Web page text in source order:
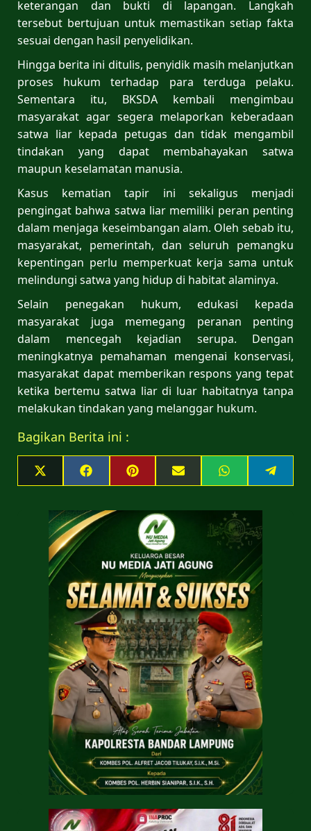
keterangan dan bukti di lapangan. Langkah
tersebut bertujuan untuk memastikan setiap fakta
sesuai dengan hasil penyelidikan.
Hingga berita ini ditulis, penyidik masih melanjutkan
proses hukum terhadap para terduga pelaku.
Sementara itu, BKSDA kembali mengimbau
masyarakat agar segera melaporkan keberadaan
satwa liar kepada petugas dan tidak mengambil
tindakan yang dapat membahayakan satwa
maupun keselamatan manusia.
Kasus kematian tapir ini sekaligus menjadi
pengingat bahwa satwa liar memiliki peran penting
dalam menjaga keseimbangan alam. Oleh sebab itu,
masyarakat, pemerintah, dan seluruh pemangku
kepentingan perlu memperkuat kerja sama untuk
melindungi satwa yang hidup di habitat alaminya.
Selain penegakan hukum, edukasi kepada
masyarakat juga memegang peranan penting
dalam mencegah kejadian serupa. Dengan
meningkatnya pemahaman mengenai konservasi,
masyarakat dapat memberikan respons yang tepat
ketika bertemu satwa liar di luar habitatnya tanpa
melakukan tindakan yang melanggar hukum.
Bagikan Berita ini :